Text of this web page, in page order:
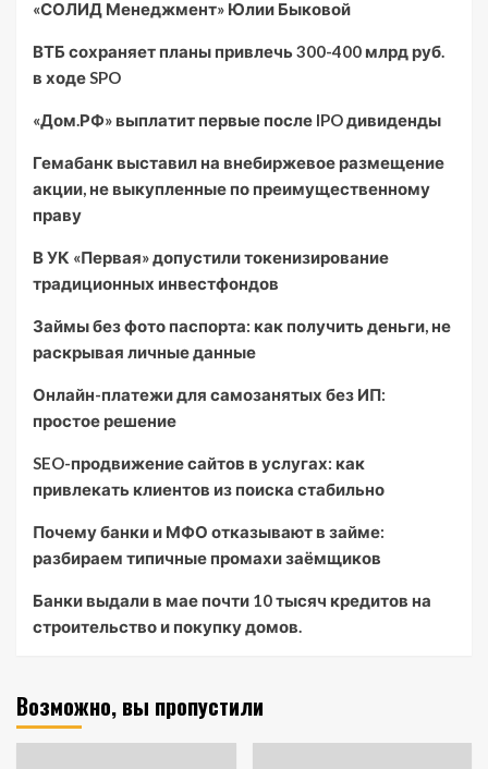
«СОЛИД Менеджмент» Юлии Быковой
ВТБ сохраняет планы привлечь 300-400 млрд руб.
в ходе SPO
«Дом.РФ» выплатит первые после IPO дивиденды
Гемабанк выставил на внебиржевое размещение
акции, не выкупленные по преимущественному
праву
В УК «Первая» допустили токенизирование
традиционных инвестфондов
Займы без фото паспорта: как получить деньги, не
раскрывая личные данные
Онлайн-платежи для самозанятых без ИП:
простое решение
SEO-продвижение сайтов в услугах: как
привлекать клиентов из поиска стабильно
Почему банки и МФО отказывают в займе:
разбираем типичные промахи заёмщиков
Банки выдали в мае почти 10 тысяч кредитов на
строительство и покупку домов.
Возможно, вы пропустили